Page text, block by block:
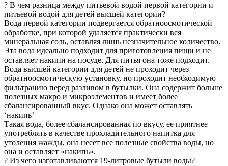
? В чем разница между питьевой водой первой категории и
питьевой водой для детей высшей категории?
Вода первой категории подвергается обратноосмотической
обработке, при которой удаляется практически вся
минеральная соль, оставляя лишь незначительное количество.
Эта вода идеально подходит для приготовления пищи и не
оставляет накипи на посуде. Для питья она тоже подходит.
Вода высшей категории для детей не проходит через
обратноосмотическую установку, но проходит необходимую
фильтрацию перед разливом в бутылки. Она содержит больше
полезных макро и микроэлементов и имеет более
сбалансированный вкус. Однако она может оставлять
‘накипь’
Такая вода, более сбалансированная по вкусу, ее приятнее
употреблять в качестве прохладительного напитка для
утоления жажды, она несет все полезные свойства воды, но
она и оставляет «накипь».
? Из чего изготавливаются 19-литровые бутыли воды?